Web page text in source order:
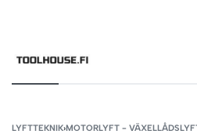
LYFTTEKNIK›MOTORLYFT -